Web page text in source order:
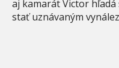
aj kamarát Victor hľadá
stať uznávaným